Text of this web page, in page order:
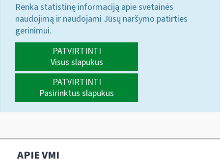
Renka statistinę informaciją apie svetainės
naudojimą ir naudojami Jūsų naršymo patirties
gerinimui.
PATVIRTINTI
Visus slapukus
PATVIRTINTI
Pasirinktus slapukus
APIE VMI